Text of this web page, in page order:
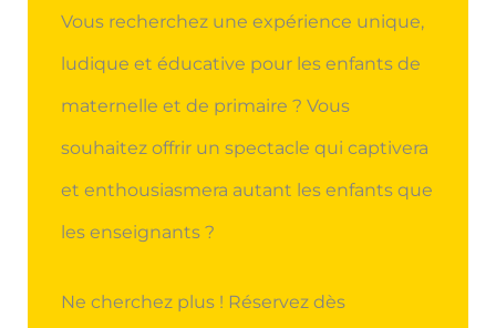
Vous recherchez une expérience unique,
ludique et éducative pour les enfants de
maternelle et de primaire ? Vous
souhaitez offrir un spectacle qui captivera
et enthousiasmera autant les enfants que
les enseignants ?
Ne cherchez plus ! Réservez dès